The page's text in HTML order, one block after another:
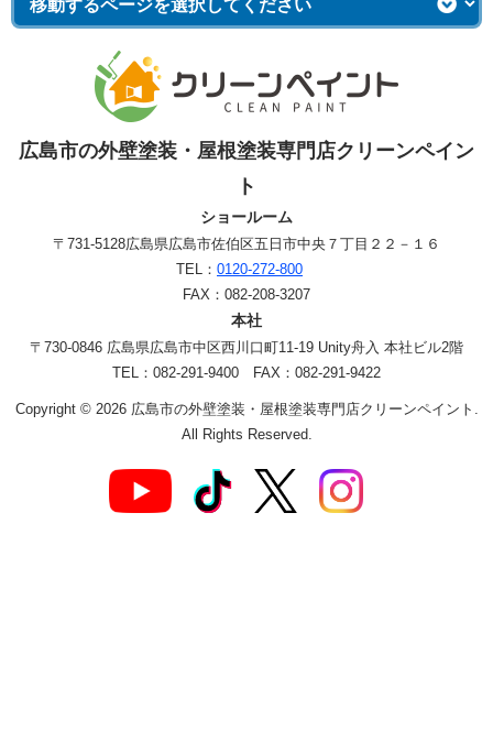
広島市の外壁塗装・屋根塗装専門店クリーンペイン
ト
ショールーム
〒731-5128広島県広島市佐伯区五日市中央７丁目２２－１６
TEL： 0120-272-800
FAX：082-208-3207
本社
〒730-0846 広島県広島市中区西川口町11-19 Unity舟入 本社ビル2階
TEL：082-291-9400 FAX：082-291-9422
Copyright © 2026 広島市の外壁塗装・屋根塗装専門店クリーンペイント.
All Rights Reserved.